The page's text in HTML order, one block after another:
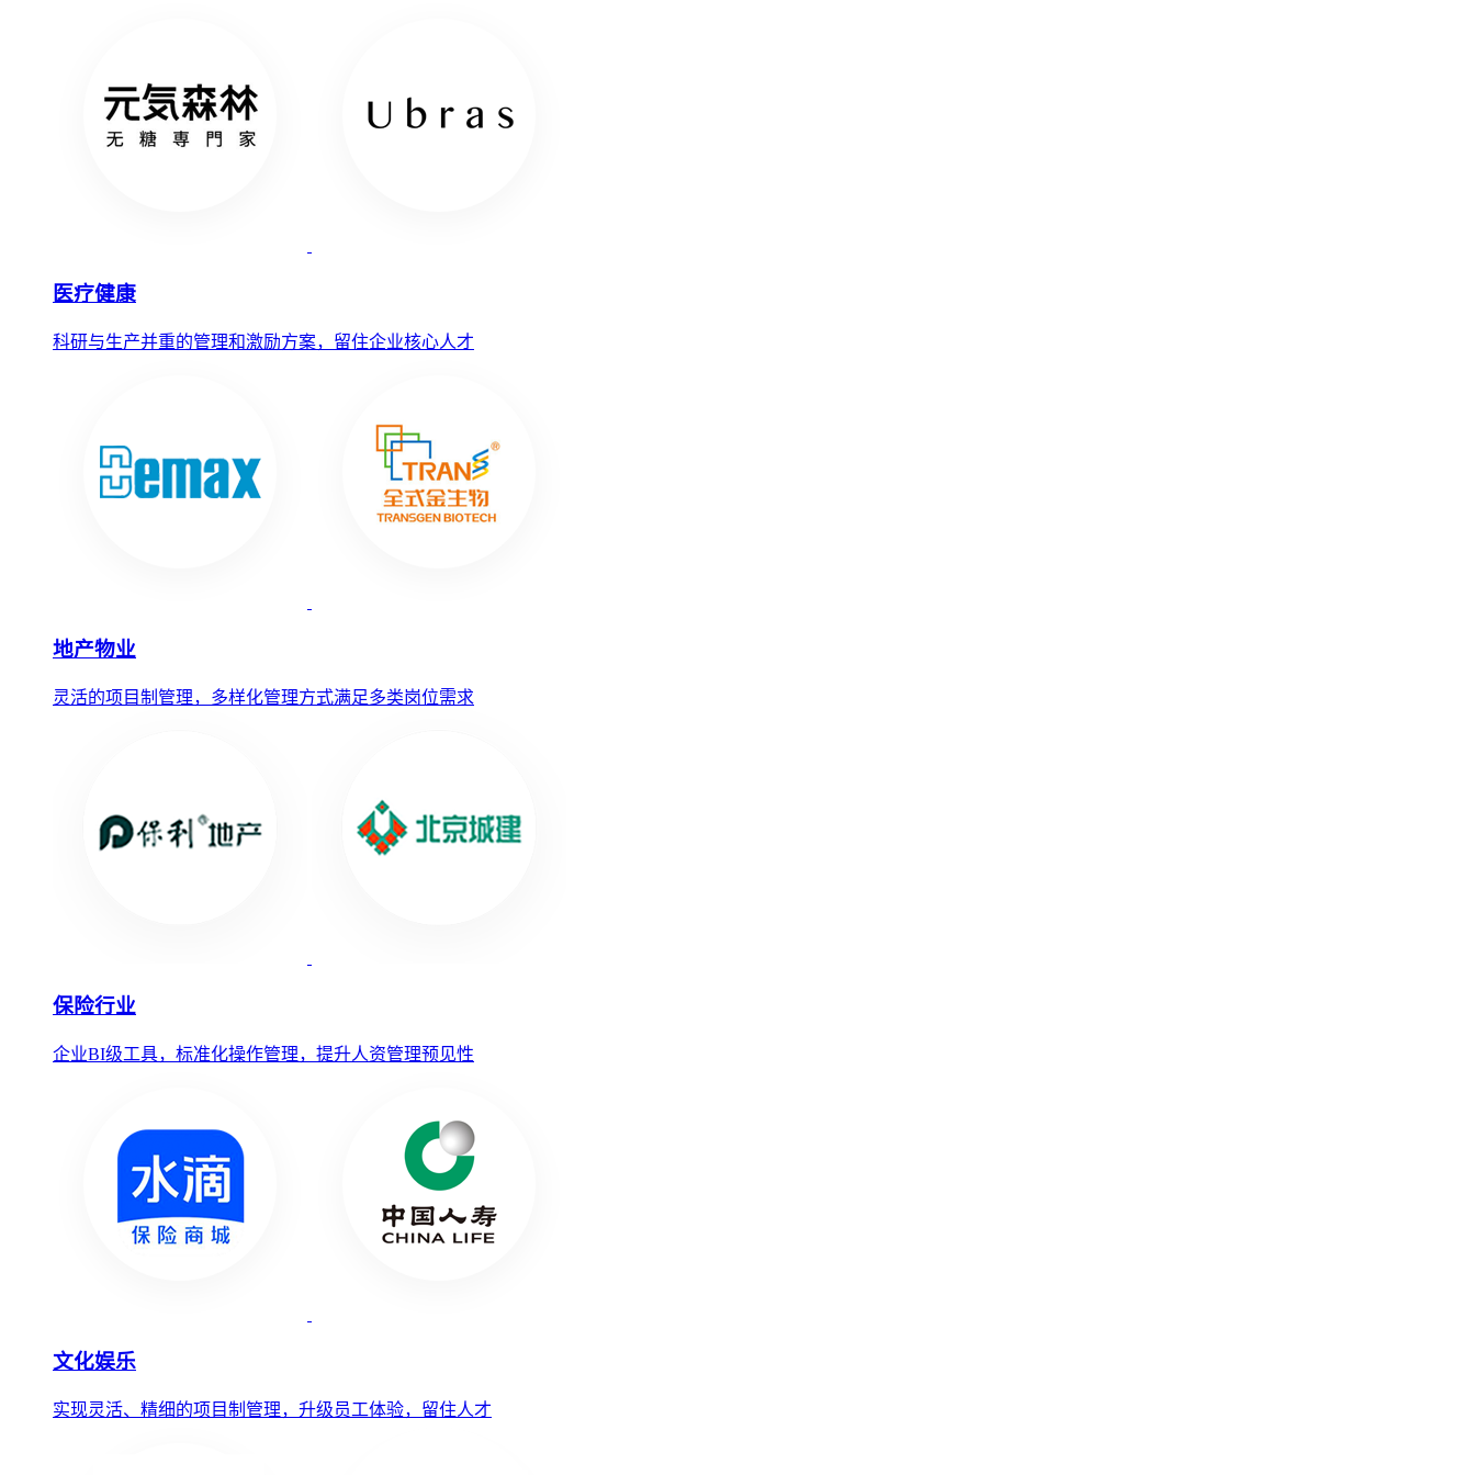
医疗健康
科研与生产并重的管理和激励方案，留住企业核心人才
地产物业
灵活的项目制管理，多样化管理方式满足多类岗位需求
保险行业
企业BI级工具，标准化操作管理，提升人资管理预见性
文化娱乐
实现灵活、精细的项目制管理，升级员工体验，留住人才